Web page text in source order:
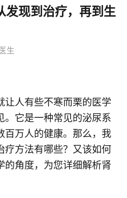
发现到治疗，再到生
生
让人有些不寒而栗的医学
。它是一种常见的泌尿系
百万人的健康。那么，我
疗方法有哪些？又该如何
的角度，为您详细解析肾